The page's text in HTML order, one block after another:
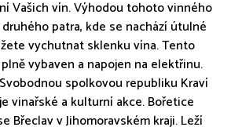
Vašich vín. Výhodou tohoto vinného
patra, kde se nachází útulné
vychutnat sklenku vína. Tento
vybaven a napojen na elektřinu.
spolkovou republiku Kraví
vinařské a kulturní akce. Bořetice
Břeclav v Jihomoravském kraji. Leží